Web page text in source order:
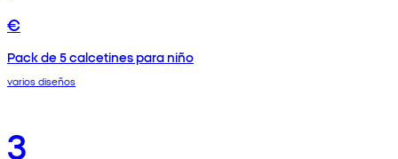
€
Pack de 5 calcetines para niño
varios diseños
3